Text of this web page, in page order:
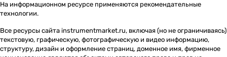
На информационном ресурсе применяются рекомендательные
технологии.
Все ресурсы сайта instrumentmarket.ru, включая (но не ограничиваясь)
текстовую, графическую, фотографическую и видео информацию,
структуру, дизайн и оформление страниц, доменное имя, фирменное